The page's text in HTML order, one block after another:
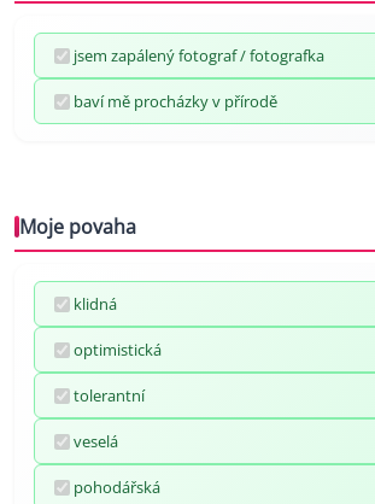
jsem zapálený fotograf / fotografka
baví mě procházky v přírodě
Moje povaha
klidná
optimistická
tolerantní
veselá
pohodářská